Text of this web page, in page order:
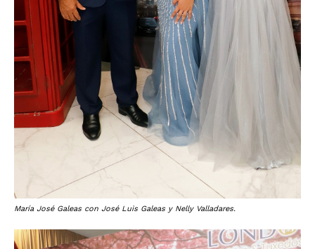
María José Galeas con José Luis Galeas y Nelly Valladares.